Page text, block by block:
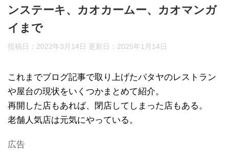
ンステーキ、カオカームー、カオマンガ
イまで
投稿日：2022年3月14日 更新日： 2025年1月14日
これまでブログ記事で取り上げたパタヤのレストラン
や屋台の現状をいくつかまとめて紹介。
再開した店もあれば、閉店してしまった店もある。
老舗人気店は元気にやっている。
広告